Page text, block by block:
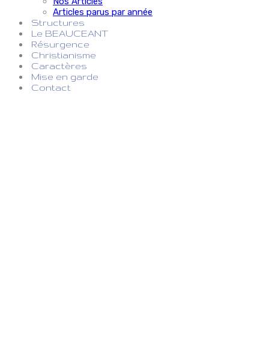
Articles parus par année
Structures
Le BEAUCEANT
Résurgence
Christianisme
Caractères
Mise en garde
Contact